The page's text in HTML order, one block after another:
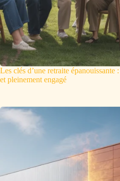
Les clés d’une retraite épanouissante
et pleinement engagé